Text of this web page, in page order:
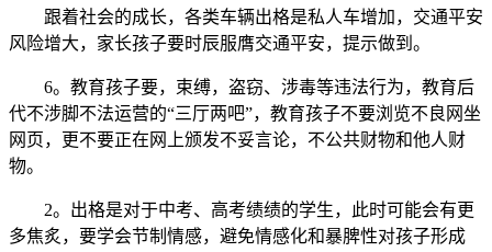
跟着社会的成长，各类车辆出格是私人车增加，交通平安
风险增大，家长孩子要时辰服膺交通平安，提示做到。
6。教育孩子要，束缚，盗窃、涉毒等违法行为，教育后
代不涉脚不法运营的“三厅两吧”，教育孩子不要浏览不良网坐
网页，更不要正在网上颁发不妥言论，不公共财物和他人财
物。
2。出格是对于中考、高考绩绩的学生，此时可能会有更
多焦炙，要学会节制情感，避免情感化和暴脾性对孩子形成